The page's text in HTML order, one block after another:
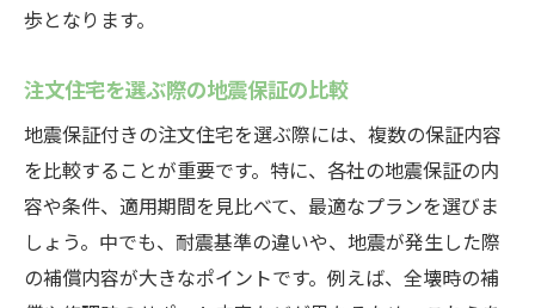
歩となります。
注文住宅を選ぶ際の地震保証の比較
地震保証付きの注文住宅を選ぶ際には、複数の保証内容
を比較することが重要です。特に、各社の地震保証の内
容や条件、適用期間を見比べて、最適なプランを選びま
しょう。中でも、耐震基準の違いや、地震が発生した際
の補償内容が大きなポイントです。例えば、全壊時の補